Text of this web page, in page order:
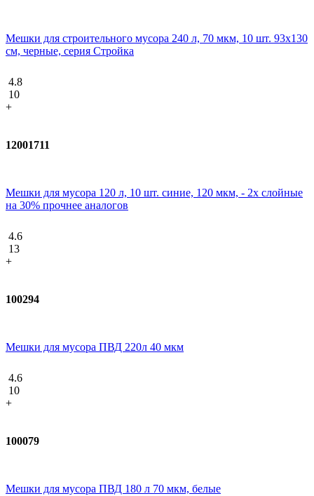
Мешки для строительного мусора 240 л, 70 мкм, 10 шт. 93x130
см, черные, серия Стройка
4.8
10
+
12001711
Мешки для мусора 120 л, 10 шт. синие, 120 мкм, - 2х слойные
на 30% прочнее аналогов
4.6
13
+
100294
Мешки для мусора ПВД 220л 40 мкм
4.6
10
+
100079
Мешки для мусора ПВД 180 л 70 мкм, белые